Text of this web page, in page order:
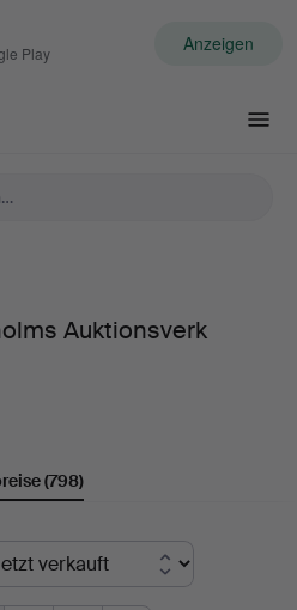
Play Anzeigen
Auktionsverk
(798)